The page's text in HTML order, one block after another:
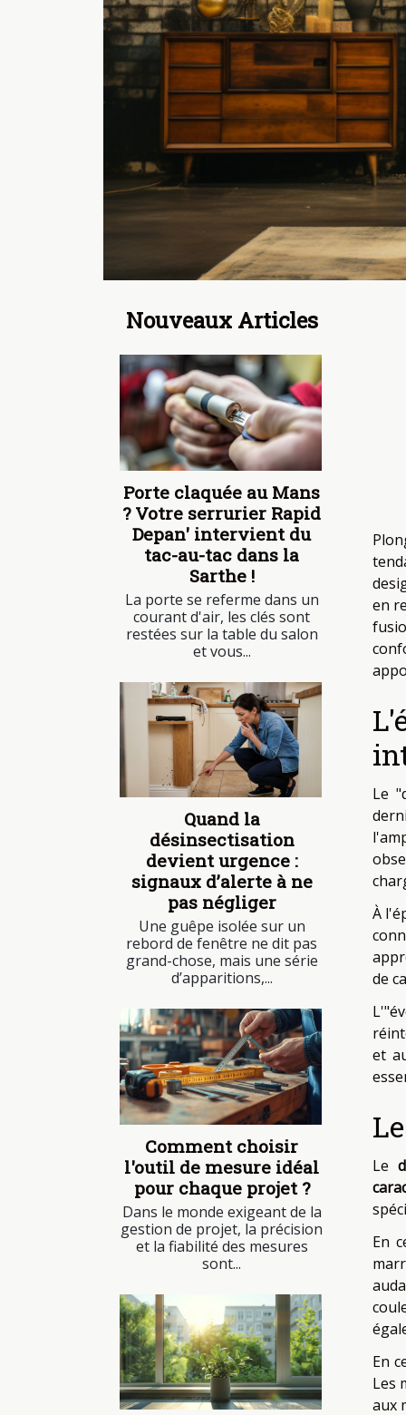
Nouveaux Articles
Porte claquée au Mans
? Votre serrurier Rapid
Depan' intervient du
tac-au-tac dans la
Sarthe !
La porte se referme dans un
courant d'air, les clés sont
restées sur la table du salon
et vous...
Quand la
désinsectisation
devient urgence :
signaux d’alerte à ne
pas négliger
Une guêpe isolée sur un
rebord de fenêtre ne dit pas
grand-chose, mais une série
d’apparitions,...
Comment choisir
l'outil de mesure idéal
pour chaque projet ?
Dans le monde exigeant de la
gestion de projet, la précision
et la fiabilité des mesures
sont...
en
Le
À
de
et
Le
En
En
Les
aux